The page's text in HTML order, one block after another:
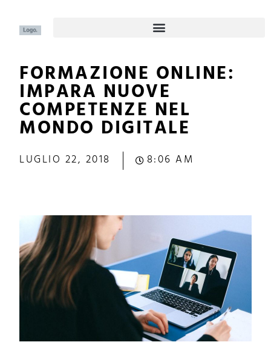
FORMAZIONE ONLINE:
IMPARA NUOVE
COMPETENZE NEL
MONDO DIGITALE
LUGLIO 22, 2018 8:06 AM